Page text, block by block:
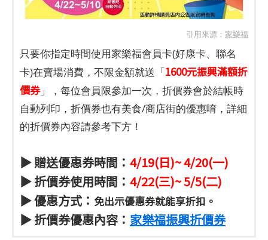
引用來源： 家樂福
只要你指定時間使用家樂福會員卡(好康卡、聯名
卡)在賣場消費，不限金額就送「1600元振興滿額折
價券」，每位會員限參加一次，折價券會於結帳時
自動列印，折價券也有美食/商店街的優惠唷，詳細
的折價券內容請參考下方！
▶ 贈送優惠券時間： 4/19(日)~ 4/20(一)
▶ 折價券使用時間： 4/22(三)~ 5/5(二)
▶ 優惠方式： 免出示優惠券就能享折扣。
▶ 折價券優惠內容： 家樂福振興折價券